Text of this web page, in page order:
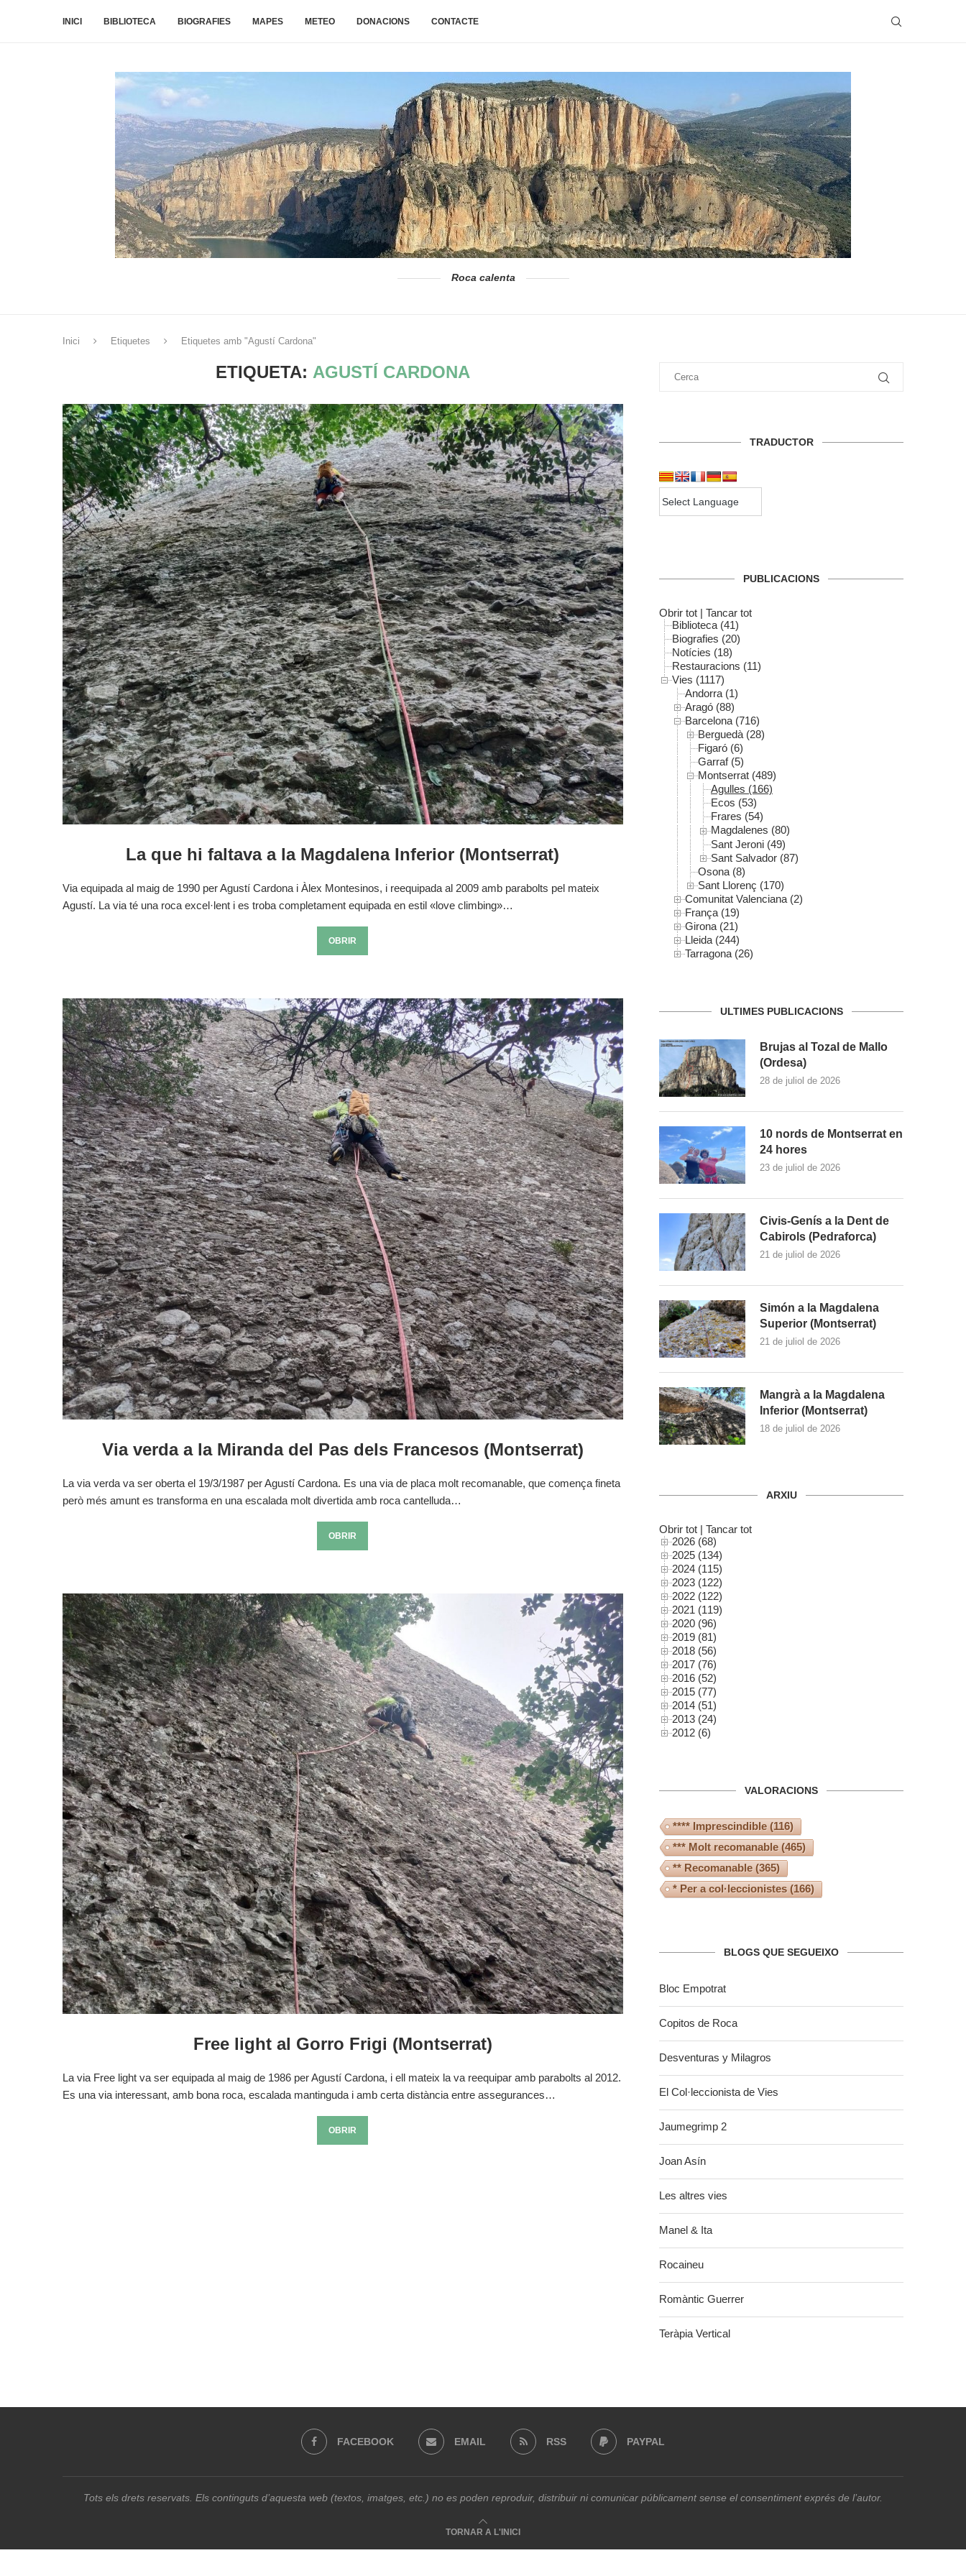
INICI BIBLIOTECA BIOGRAFIES MAPES METEO DONACIONS CONTACTE
Roca calenta
Inici Etiquetes Etiquetes amb "Agustí Cardona"
ETIQUETA: AGUSTÍ CARDONA
La que hi faltava a la Magdalena Inferior (Montserrat)
Via equipada al maig de 1990 per Agustí Cardona i Àlex Montesinos, i reequipada al 2009 amb parabolts pel mateix
Agustí. La via té una roca excel·lent i es troba completament equipada en estil «love climbing»…
OBRIR
Via verda a la Miranda del Pas dels Francesos (Montserrat)
La via verda va ser oberta el 19/3/1987 per Agustí Cardona. Es una via de placa molt recomanable, que comença fineta
però més amunt es transforma en una escalada molt divertida amb roca cantelluda…
OBRIR
Free light al Gorro Frigi (Montserrat)
La via Free light va ser equipada al maig de 1986 per Agustí Cardona, i ell mateix la va reequipar amb parabolts al 2012.
Es una via interessant, amb bona roca, escalada mantinguda i amb certa distància entre assegurances…
OBRIR
TRADUCTOR
PUBLICACIONS
Obrir tot | Tancar tot
Biblioteca (41)
Biografies (20)
Notícies (18)
Restauracions (11)
Vies (1117)
Andorra (1)
Aragó (88)
Barcelona (716)
Berguedà (28)
Figaró (6)
Garraf (5)
Montserrat (489)
Agulles (166)
Ecos (53)
Frares (54)
Magdalenes (80)
Sant Jeroni (49)
Sant Salvador (87)
Osona (8)
Sant Llorenç (170)
Comunitat Valenciana (2)
França (19)
Girona (21)
Lleida (244)
Tarragona (26)
ULTIMES PUBLICACIONS
Brujas al Tozal de Mallo
(Ordesa)
28 de juliol de 2026
10 nords de Montserrat en
24 hores
23 de juliol de 2026
Civis-Genís a la Dent de
Cabirols (Pedraforca)
21 de juliol de 2026
Simón a la Magdalena
Superior (Montserrat)
21 de juliol de 2026
Mangrà a la Magdalena
Inferior (Montserrat)
18 de juliol de 2026
ARXIU
Obrir tot | Tancar tot
2026 (68)
2025 (134)
2024 (115)
2023 (122)
2022 (122)
2021 (119)
2020 (96)
2019 (81)
2018 (56)
2017 (76)
2016 (52)
2015 (77)
2014 (51)
2013 (24)
2012 (6)
VALORACIONS
**** Imprescindible(116)
*** Molt recomanable(465)
** Recomanable(365)
* Per a col·leccionistes (166)
BLOGS QUE SEGUEIXO
Bloc Empotrat
Copitos de Roca
Desventuras y Milagros
El Col·leccionista de Vies
Jaumegrimp 2
Joan Asín
Les altres vies
Manel & Ita
Rocaineu
Romàntic Guerrer
Teràpia Vertical
FACEBOOK EMAIL RSS PAYPAL
Tots els drets reservats. Els continguts d’aquesta web (textos, imatges, etc.) no es poden reproduir, distribuir ni comunicar públicament sense el consentiment exprés de l’autor.
TORNAR A L'INICI